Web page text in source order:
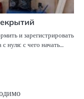
и зарегистрировать
нуля: с чего начать…